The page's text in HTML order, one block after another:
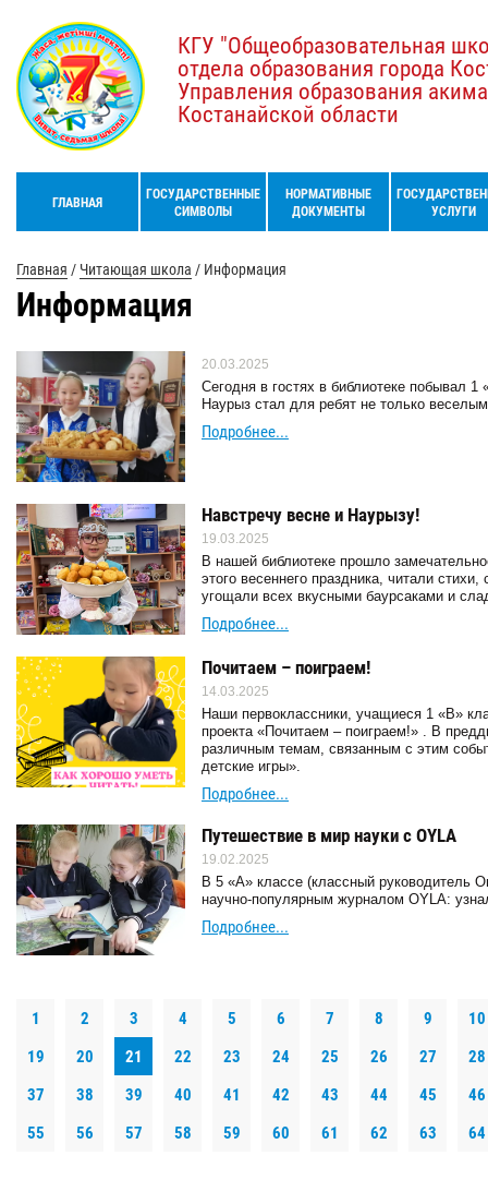
КГУ "Общеобразовательная
отдела образования города
Управления образования
Костанайской области
ГЛАВНАЯ
ГОСУДАРСТВЕННЫЕ
СИМВОЛЫ
НОРМАТИВНЫЕ
ДОКУМЕНТЫ
УСЛУГИ
Главная / Читающая школа / Информация
Информация
20.03.2025
Сегодня в гостях в библиотеке побывал
Наурыз стал для ребят не только
Подробнее...
Навстречу весне и Наурызу!
19.03.2025
В нашей библиотеке прошло
этого весеннего праздника, читали
угощали всех вкусными баурсаками и
Подробнее...
Почитаем – поиграем!
14.03.2025
Наши первоклассники, учащиеся 1 «В»
проекта «Почитаем – поиграем!» . В
различным темам, связанным с этим
детские игры».
Подробнее...
Путешествие в мир науки с OYLA
19.02.2025
В 5 «А» классе (классный руководитель
научно-популярным журналом OYLA:
Подробнее...
1 2 3 4 5 6 7 8 9
10
19
20 21 22 23 24 25 26 27
28
37
38 39 40 41 42 43 44 45
46
55
56 57 58 59 60 61 62 63 64